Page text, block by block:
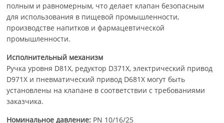
полным и равномерным, что делает клапан безопасным
для использования в пищевой промышленности,
производстве напитков и фармацевтической
промышленности.
Исполнительный механизм
Ручка уровня D81X, редуктор D371X, электрический привод
D971X и пневматический привод D681X могут быть
установлены на клапане в соответствии с требованиями
заказчика.
Номинальное давление: PN 10/16/25